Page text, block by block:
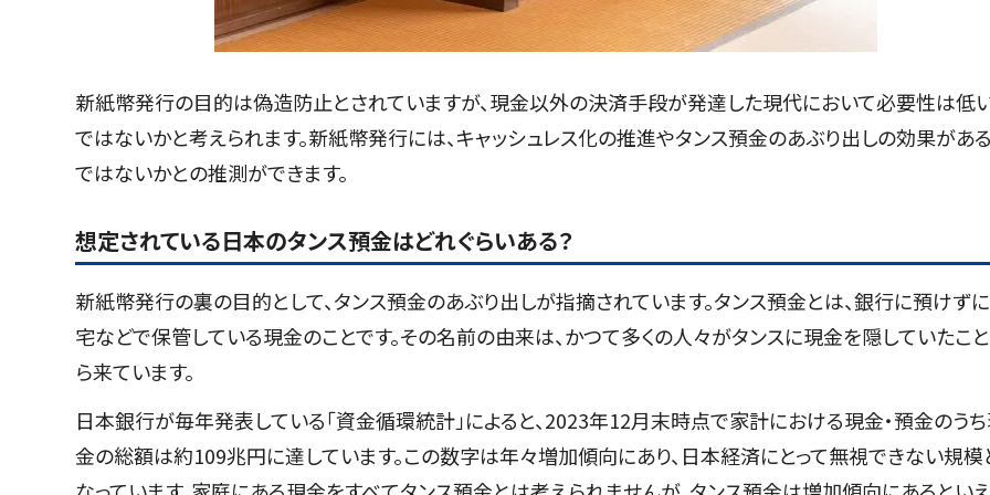
新紙幣発行の目的は偽造防止とされていますが、現金以外の決済手段が発達した現代において必要性は低
ではないかと考えられます。新紙幣発行には、キャッシュレス化の推進やタンス預金のあぶり出しの効果があ
ではないかとの推測ができます。
想定されている日本のタンス預金はどれぐらいある？
新紙幣発行の裏の目的として、タンス預金のあぶり出しが指摘されています。タンス預金とは、銀行に預けず
宅などで保管している現金のことです。その名前の由来は、かつて多くの人々がタンスに現金を隠していたこ
ら来ています。
日本銀行が毎年発表している「資金循環統計」によると、2023年12月末時点で家計における現金・預金のう
金の総額は約109兆円に達しています。この数字は年々増加傾向にあり、日本経済にとって無視できない規模